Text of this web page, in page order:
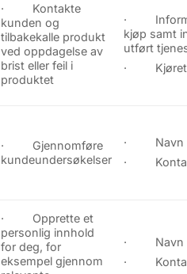
· Kontakte
kunden og
tilbakekalle produkt
ved oppdagelse av
brist eller feil i
produktet
·
kjøp samt
utført
·
· Gjennomføre
kundeundersøkelser
· Navn
·
· Opprette et
personlig innhold
for deg, for
eksempel gjennom
· Navn
·